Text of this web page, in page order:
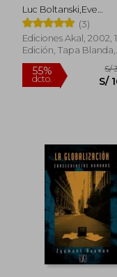
Luc Boltanski,Eve
Chiapello
(3)
Ediciones Akal, 2002, 1
Edición, Tapa Blanda,
Nuevo
55%